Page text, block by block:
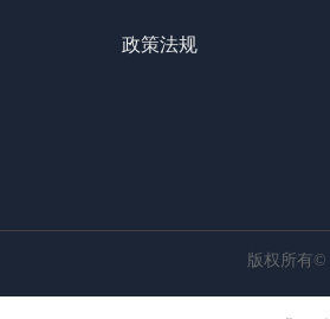
政策法规
版权所有©